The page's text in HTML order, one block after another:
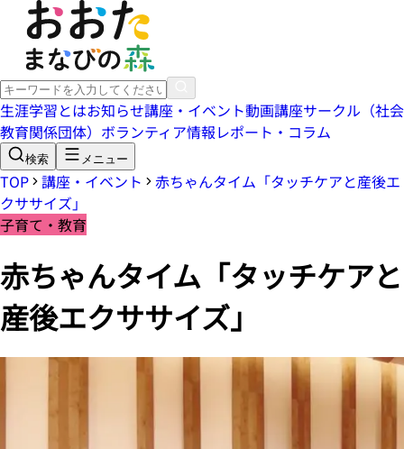
生涯学習とはお知らせ講座・イベント動画講座サークル（社会
教育関係団体） ボランティア情報レポート・コラム
検索 メニュー
TOP 講座・イベント
赤ちゃんタイム「タッチケアと産後エ
クササイズ」
子育て・教育
赤ちゃんタイム「タッチケアと
産後エクササイズ」